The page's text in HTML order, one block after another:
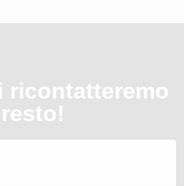
ricontatteremo